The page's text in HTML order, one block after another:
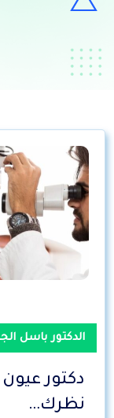
الدكتور باسل
دكتور
نظرك…